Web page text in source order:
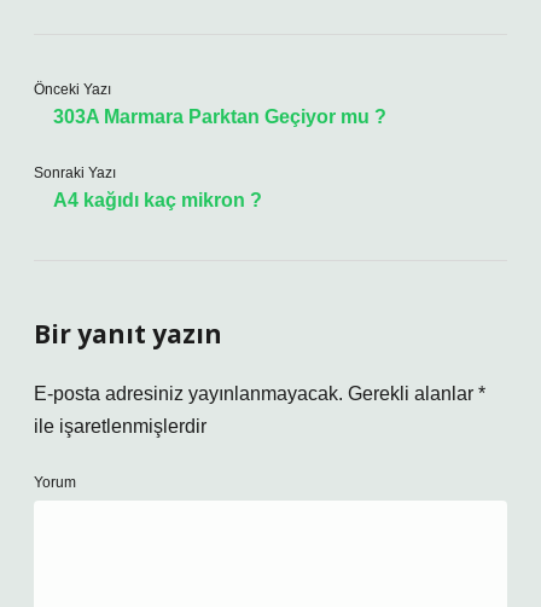
Önceki Yazı
303A Marmara Parktan Geçiyor mu ?
Sonraki Yazı
A4 kağıdı kaç mikron ?
Bir yanıt yazın
E-posta adresiniz yayınlanmayacak. Gerekli alanlar *
ile işaretlenmişlerdir
Yorum